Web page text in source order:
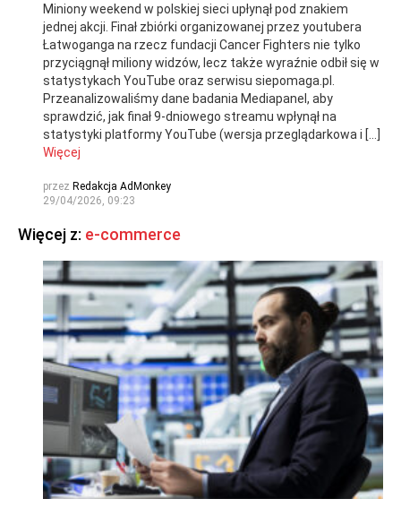
Miniony weekend w polskiej sieci upłynął pod znakiem
jednej akcji. Finał zbiórki organizowanej przez youtubera
Łatwoganga na rzecz fundacji Cancer Fighters nie tylko
przyciągnął miliony widzów, lecz także wyraźnie odbił się w
statystykach YouTube oraz serwisu siepomaga.pl.
Przeanalizowaliśmy dane badania Mediapanel, aby
sprawdzić, jak finał 9-dniowego streamu wpłynął na
statystyki platformy YouTube (wersja przeglądarkowa i […]
Więcej
przez Redakcja AdMonkey
29/04/2026, 09:23
Więcej z: e-commerce